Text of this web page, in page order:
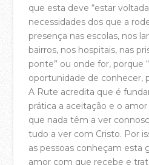
Política de Privacidade
PARTICIPA
Agenda
Registo Membros da Casa da
Celebrações de Domingo
Pequenos Grupos
que esta deve “estar
necessidades dos que a
presença nas escolas, nos
bairros, nos hospitais, nas
ponte” ou onde for, porque
oportunidade de conhecer,
A Rute acredita que é
prática a aceitação e o
que nada têm a ver
tudo a ver com Cristo. Por
as pessoas conheçam esta
amor com que recebe e